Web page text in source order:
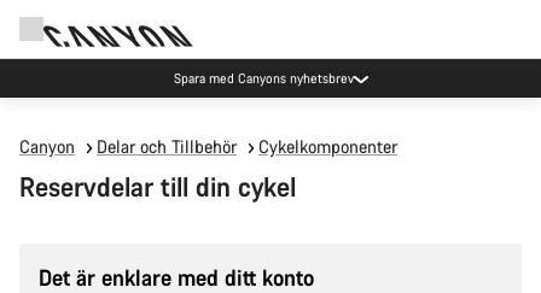
Spara med Canyons nyhetsbrev
Canyon Delar och Tillbehör Cykelkomponenter
Reservdelar till din cykel
Det är enklare med ditt konto